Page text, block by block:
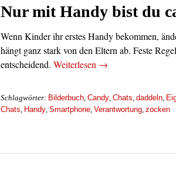
Nur mit Handy bist du
Wenn Kinder ihr erstes Handy bekommen,
hängt ganz stark von den Eltern ab. Feste
entscheidend. Weiterlesen →
Schlagwörter: Bilderbuch, Candy, Chats, daddeln,
Chats, Handy, Smartphone, Verantwortung, zocken